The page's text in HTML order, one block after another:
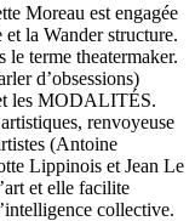
Moreau est engagée
et la Wander structure.
terme theatermaker.
d’obsessions)
les MODALITÉS.
renvoyeuse
(Antoine
Lippinois et Jean Le
et elle facilite
collective.